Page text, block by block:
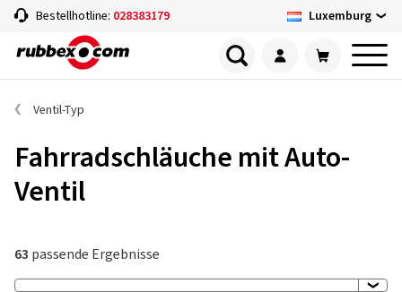
Bestellhotline: 028383179 Luxemburg
Ventil-Typ
Fahrradschläuche mit Auto-
Ventil
63 passende Ergebnisse